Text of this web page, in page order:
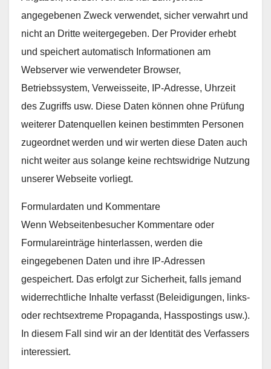
angegebenen Zweck verwendet, sicher verwahrt und
nicht an Dritte weitergegeben. Der Provider erhebt
und speichert automatisch Informationen am
Webserver wie verwendeter Browser,
Betriebssystem, Verweisseite, IP-Adresse, Uhrzeit
des Zugriffs usw. Diese Daten können ohne Prüfung
weiterer Datenquellen keinen bestimmten Personen
zugeordnet werden und wir werten diese Daten auch
nicht weiter aus solange keine rechtswidrige Nutzung
unserer Webseite vorliegt.
Formulardaten und Kommentare
Wenn Webseitenbesucher Kommentare oder
Formulareinträge hinterlassen, werden die
eingegebenen Daten und ihre IP-Adressen
gespeichert. Das erfolgt zur Sicherheit, falls jemand
widerrechtliche Inhalte verfasst (Beleidigungen, links-
oder rechtsextreme Propaganda, Hasspostings usw.).
In diesem Fall sind wir an der Identität des Verfassers
interessiert.